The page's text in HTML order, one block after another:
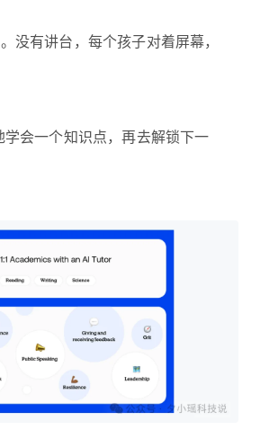
没有讲台，每个孩子对着屏幕，
会一个知识点，再去解锁下一